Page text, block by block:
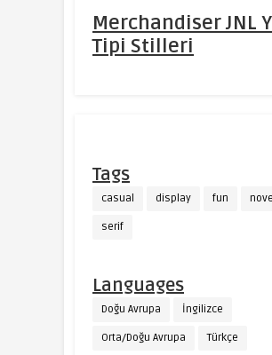
Merchandiser JNL
Tipi Stilleri
Tags
casual display fun
serif
Languages
Doğu Avrupa İngilizce
Orta/Doğu Avrupa Türkçe